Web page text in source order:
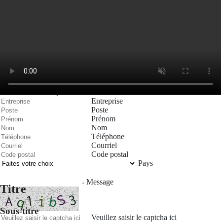
Titre
Sous-titre
Nous joindre
Entreprise
Poste
Prénom
Nom
Téléphone
Courriel
Code postal
Pays
Message
Veuillez saisir le captcha ici